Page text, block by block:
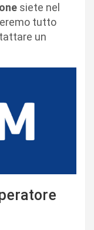
siete nel
tutto
un